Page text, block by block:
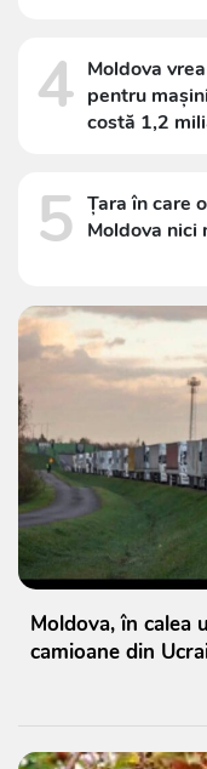
4 Moldova
pentru
costă 1,2
5 Țara în care
Moldova nici
Moldova, în calea
camioane din